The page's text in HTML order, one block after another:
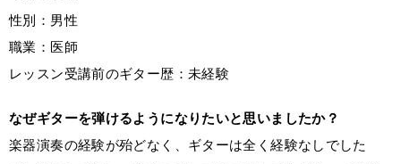
性別：男性
職業：医師
レッスン受講前のギター歴：未経験
なぜギターを弾けるようになりたいと思いましたか？
楽器演奏の経験が殆どなく、ギターは全く経験なしでした